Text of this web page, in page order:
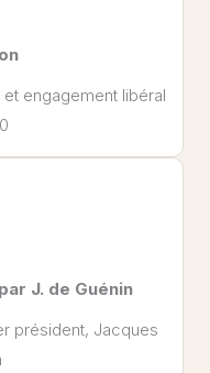
engagement libéral
J. de Guénin
président, Jacques